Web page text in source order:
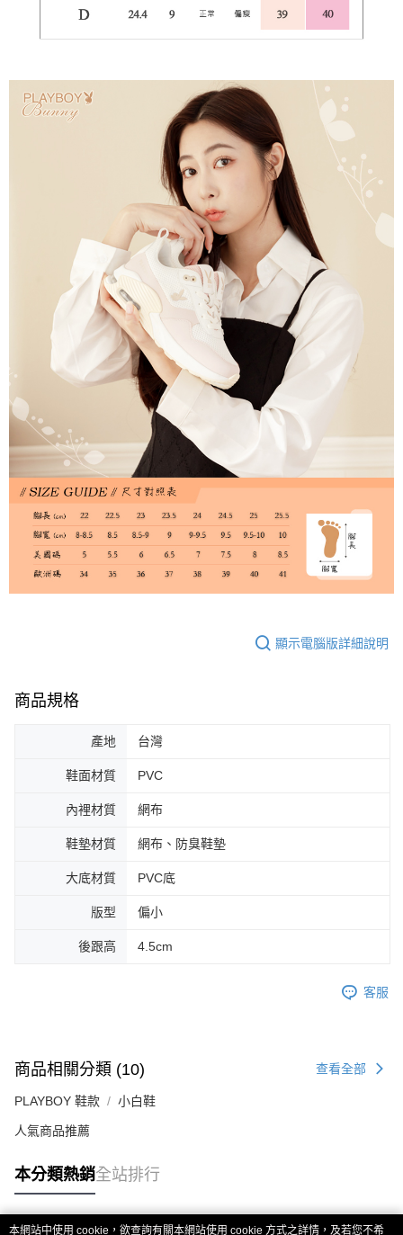
顯示電腦版詳細說明
商品規格
產地 台灣
鞋面材質 PVC
內裡材質 網布
鞋墊材質 網布、防臭鞋墊
大底材質 PVC底
版型 偏小
後跟高 4.5cm
客服
商品相關分類 (10) 查看全部
PLAYBOY 鞋款 小白鞋
人氣商品推薦
本分類熱銷全站排行
本網站中使用 cookie，欲查詢有關本網站使用 cookie 方式之詳情，及若您不希